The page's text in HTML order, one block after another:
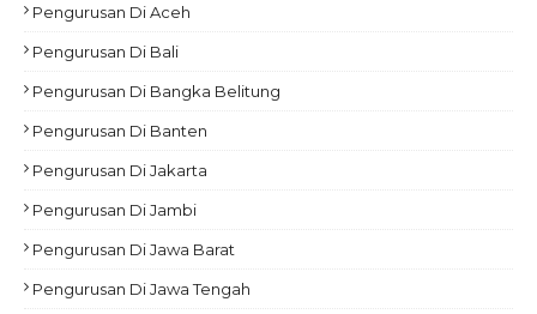
Pengurusan Di Aceh
Pengurusan Di Bali
Pengurusan Di Bangka Belitung
Pengurusan Di Banten
Pengurusan Di Jakarta
Pengurusan Di Jambi
Pengurusan Di Jawa Barat
Pengurusan Di Jawa Tengah